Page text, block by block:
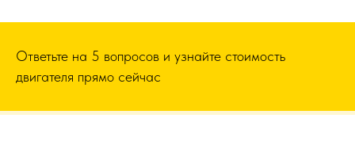
Ответьте на 5 вопросов и узнайте стоимость
двигателя прямо сейчас